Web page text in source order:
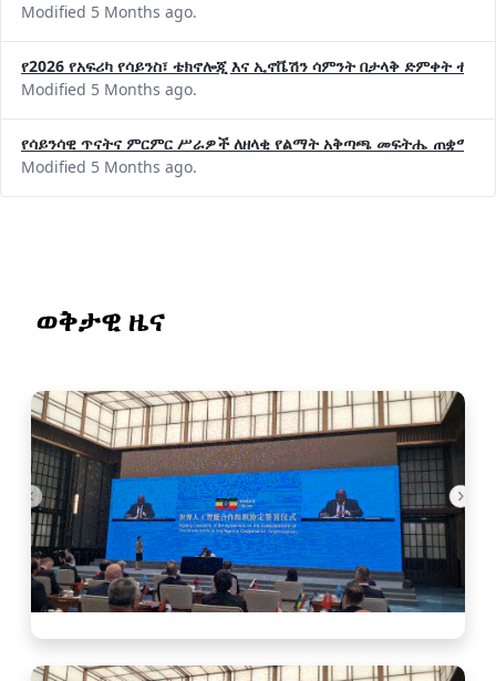
የ2026 የአፍሪካ የሳይንስ፣ ቴክኖሎጂ እና ኢኖቬሽን ሳምንት በታላቅ ድምቀት
Modified 5 Months ago.
የሳይንሳዊ ጥናትና ምርምር ሥራዎች ለዘላቂ የልማት አቅጣጫ መፍትሔ ጠቋሚ
Modified 5 Months ago.